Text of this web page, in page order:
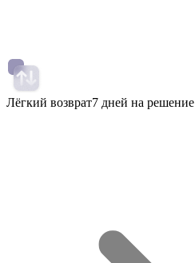
Лёгкий возврат7 дней на решение